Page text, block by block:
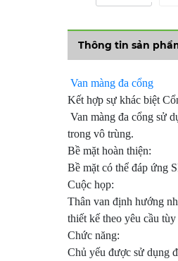
Thông tin sản
Van màng đa cổng
Kết hợp sự khác biệt
Van màng đa cổng sử
trong vô trùng.
Bề mặt hoàn thiện:
Bề mặt có thể đáp ứng
Cuộc họp:
Thân van định hướng
thiết kế theo yêu cầu
Chức năng:
Chủ yếu được sử dụng